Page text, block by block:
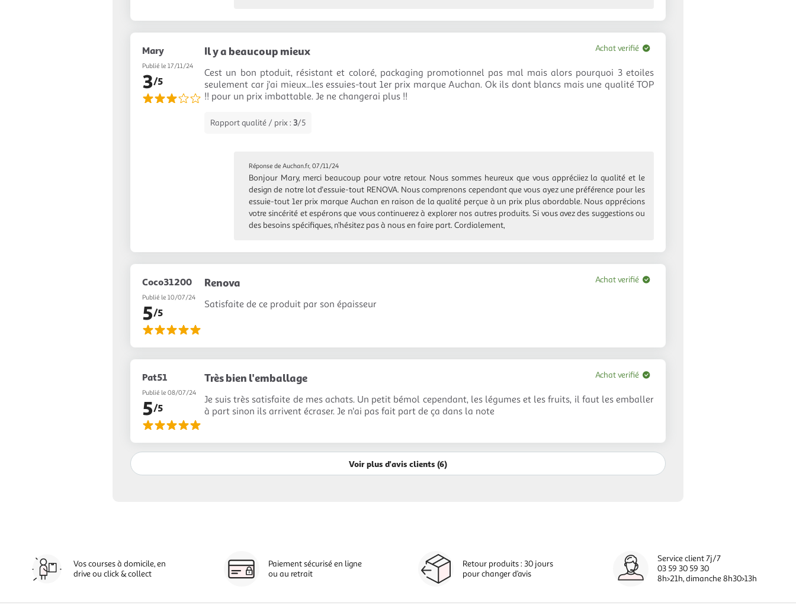
Mary
Publié le 17/11/24
3/5
Il y a beaucoup mieux
Cest un bon ptoduit, résistant et coloré, packaging promotionnel pas mal mais alors pourquoi 3 etoiles
seulement car j'ai mieux...les essuies-tout 1er prix marque Auchan. Ok ils dont blancs mais une qualité TOP
!! pour un prix imbattable. Je ne changerai plus !!
Rapport qualité / prix : 3/5
Réponse de Auchan.fr, 07/11/24
Bonjour Mary, merci beaucoup pour votre retour. Nous sommes heureux que vous appréciiez la qualité et le
design de notre lot d'essuie-tout RENOVA. Nous comprenons cependant que vous ayez une préférence pour les
essuie-tout 1er prix marque Auchan en raison de la qualité perçue à un prix plus abordable. Nous apprécions
votre sincérité et espérons que vous continuerez à explorer nos autres produits. Si vous avez des suggestions ou
des besoins spécifiques, n’hésitez pas à nous en faire part. Cordialement,
Achat verifié
Coco31200
Publié le 10/07/24
5/5
Renova
Satisfaite de ce produit par son épaisseur
Achat verifié
Pat51
Publié le 08/07/24
5/5
Très bien l'emballage
Je suis très satisfaite de mes achats. Un petit bémol cependant, les légumes et les fruits, il faut les emballer
à part sinon ils arrivent écraser. Je n'ai pas fait part de ça dans la note
Achat verifié
Voir plus d'avis clients (6)
Vos courses à domicile, en
drive ou click & collect
Paiement sécurisé en ligne
ou au retrait
Retour produits : 30 jours
pour changer d’avis
Service client 7j/7
03 59 30 59 30
8h>21h, dimanche 8h30>13h